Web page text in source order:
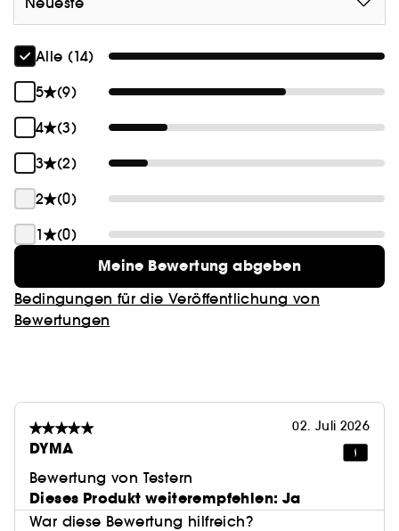
- Strahlender, natürlicher Glow
- Bis zu 24 Stunden Halt
- Angereichert mit Niacinamid und Glycerin
- Mühelos mit Pinsel oder Schwämmchen
- Leichte bis mittlere anpassbare Deckkraft
Alle (14)
5
(9)
4
(3)
3
(2)
2
(0)
1
(0)
Meine Bewertung abgeben
Bedingungen für die Veröffentlichung von
Bewertungen
02. Juli 2026
DYMA
Bewertung von Testern
Dieses Produkt weiterempfehlen: Ja
War diese Bewertung hilfreich?